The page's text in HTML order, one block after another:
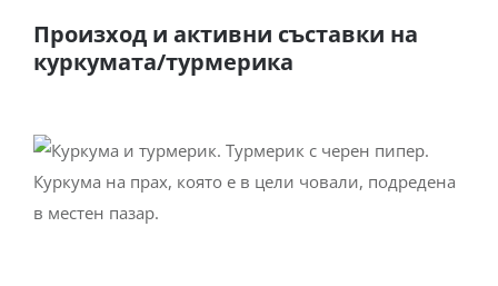
Произход и активни съставки на
куркумата/турмерика